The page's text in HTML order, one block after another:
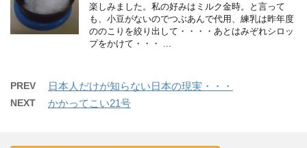
楽しみました。私の好みはミルク金時。と言って
も、小豆がないのでつぶあんで代用、練乳は昨年度
ののこりを絞り出して・・・・あとはみぞれシロッ
プをかけて・・・ ...
PREV 日本人だけが知らない日本の現実・・・
NEXT かかってこい21号